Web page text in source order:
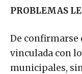
PROBLEMAS
De confirmarse
vinculada con
municipales,